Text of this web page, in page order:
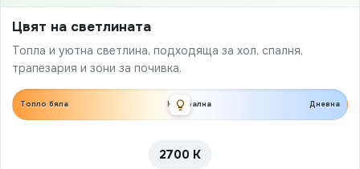
Цвят на светлината
Топла и уютна светлина, подходяща за хол, спалня,
трапезария и зони за почивка.
Топло бяла Неутрална Дневна
2700 K